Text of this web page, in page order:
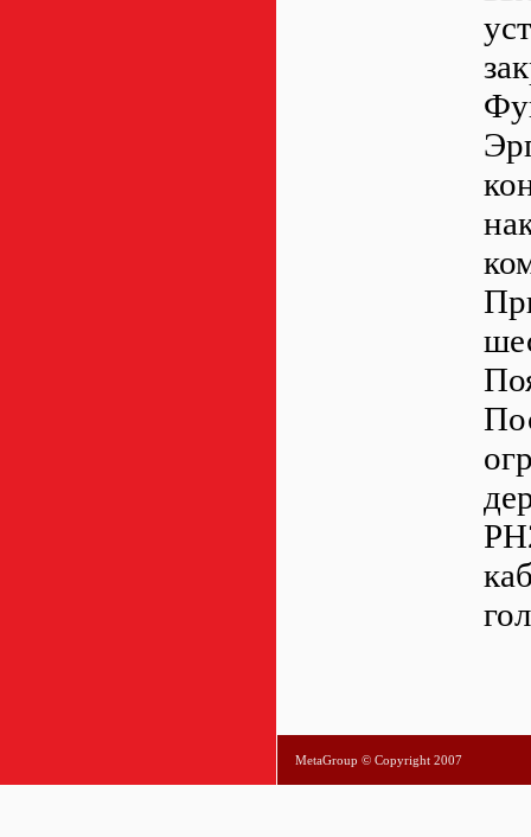
MetaGroup © Copyright 2007